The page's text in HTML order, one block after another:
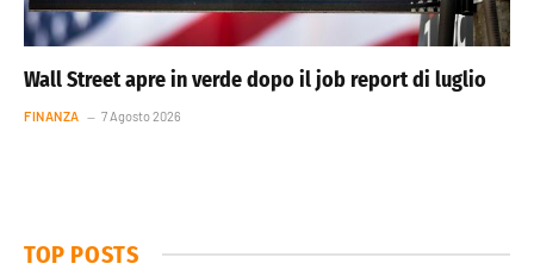
Wall Street apre in verde dopo il job report di luglio
FINANZA 7 Agosto 2026
TOP POSTS